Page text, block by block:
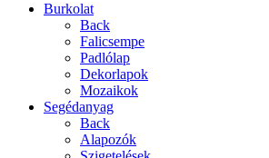
Burkolat
Back
Falicsempe
Padlólap
Dekorlapok
Mozaikok
Segédanyag
Back
Alapozók